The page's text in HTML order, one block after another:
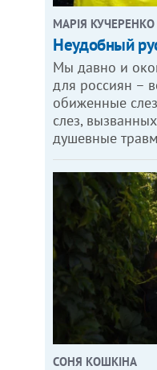
МАРІЯ КУЧЕРЕНКО
​Неудобный
Мы давно и
для россиян –
обиженные
слез,
душевные
СОНЯ КОШКІНА